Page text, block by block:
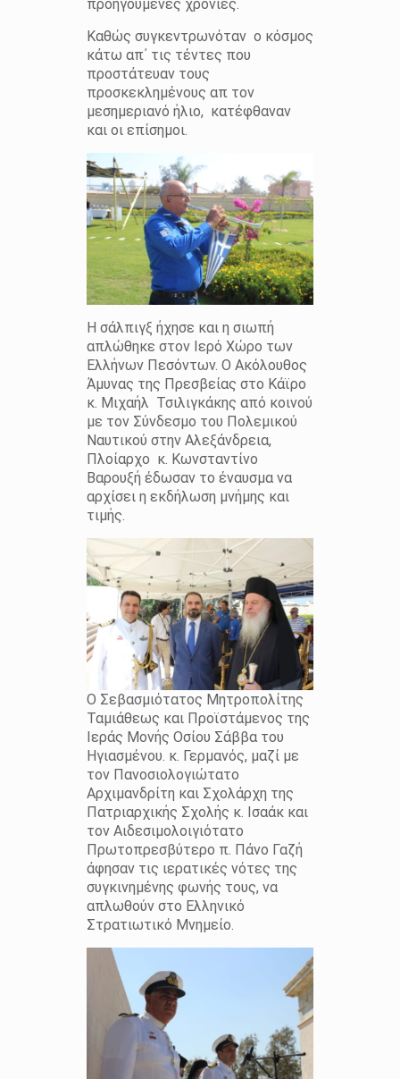
προηγούμενες χρονιές.
Καθώς συγκεντρωνόταν ο κόσμος
κάτω απ΄ τις τέντες που
προστάτευαν τους
προσκεκλημένους απ τον
μεσημεριανό ήλιο, κατέφθαναν
και οι επίσημοι.
Η σάλπιγξ ήχησε και η σιωπή
απλώθηκε στον Ιερό Χώρο των
Ελλήνων Πεσόντων. Ο Ακόλουθος
Άμυνας της Πρεσβείας στο Κάϊρο
κ. Μιχαήλ Τσιλιγκάκης από κοινού
με τον Σύνδεσμο του Πολεμικού
Ναυτικού στην Αλεξάνδρεια,
Πλοίαρχο κ. Κωνσταντίνο
Βαρουξή έδωσαν το έναυσμα να
αρχίσει η εκδήλωση μνήμης και
τιμής.
Ο Σεβασμιότατος Μητροπολίτης
Ταμιάθεως και Προϊστάμενος της
Ιεράς Μονής Οσίου Σάββα του
Ηγιασμένου. κ. Γερμανός, μαζί με
τον Πανοσιολογιώτατο
Αρχιμανδρίτη και Σχολάρχη της
Πατριαρχικής Σχολής κ. Ισαάκ και
τον Αιδεσιμολοιγιότατο
Πρωτοπρεσβύτερο π. Πάνο Γαζή
άφησαν τις ιερατικές νότες της
συγκινημένης φωνής τους, να
απλωθούν στο Ελληνικό
Στρατιωτικό Μνημείο.